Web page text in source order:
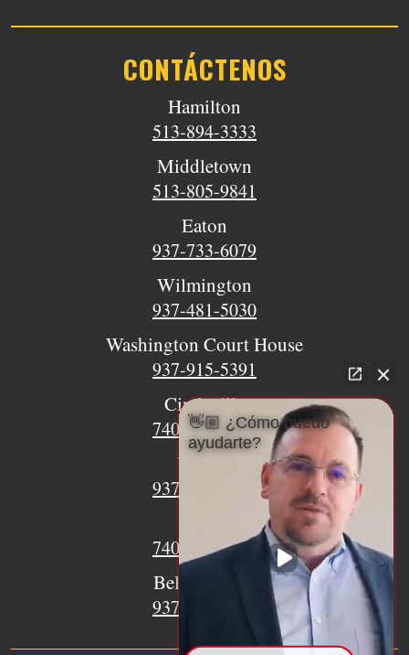
CONTÁCTENOS
Hamilton
513-894-3333
Middletown
513-805-9841
Eaton
937-733-6079
Wilmington
937-481-5030
Washington Court House
937-915-5391
Circleville
740-620-9018
Urbana
937-770-8932
740-497-4233
Bellefontaine
937-468-5176
👋🏼 ¿Cómo puedo
ayudarte?